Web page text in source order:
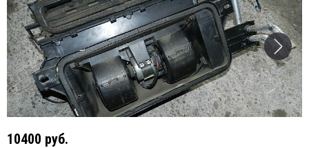
10400 руб.